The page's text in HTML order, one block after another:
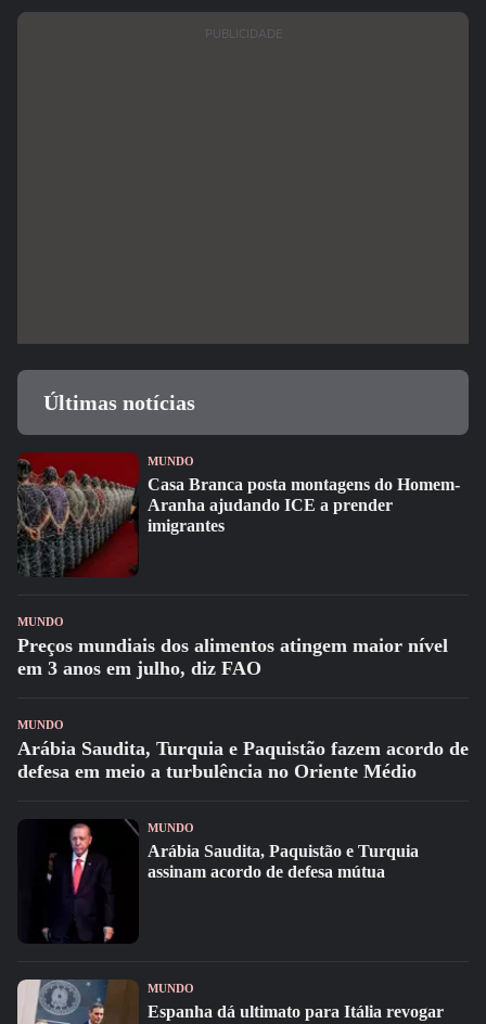
PUBLICIDADE
Últimas notícias
MUNDO
Casa Branca posta montagens do Homem-
Aranha ajudando ICE a prender
imigrantes
MUNDO
Preços mundiais dos alimentos atingem maior nível
em 3 anos em julho, diz FAO
MUNDO
Arábia Saudita, Turquia e Paquistão fazem acordo de
defesa em meio a turbulência no Oriente Médio
MUNDO
Arábia Saudita, Paquistão e Turquia
assinam acordo de defesa mútua
MUNDO
Espanha dá ultimato para Itália revogar